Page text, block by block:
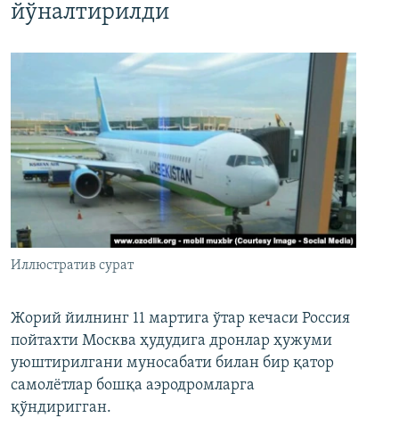
йўналтирилди
Иллюстратив сурат
Жорий йилнинг 11 мартига ўтар кечаси Россия
пойтахти Москва ҳудудига дронлар ҳужуми
уюштирилгани муносабати билан бир қатор
самолётлар бошқа аэродромларга
қўндиригган.